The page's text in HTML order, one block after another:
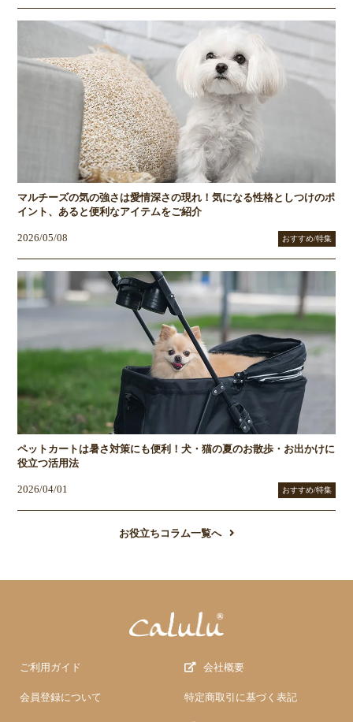
マルチーズの気の強さは愛情深さの現れ！気になる性格としつけのポ
イント、あると便利なアイテムをご紹介
2026/05/08 おすすめ/特集
ペットカートは暑さ対策にも便利！犬・猫の夏のお散歩・お出かけに
役立つ活用法
2026/04/01 おすすめ/特集
お役立ちコラム一覧へ
ご利用ガイド
会員登録について
会社概要
特定商取引に基づく表記